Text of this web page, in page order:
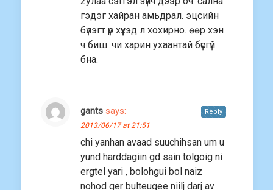
гэдэг хайран амьдрал. эцсийн
бүлэгт үр хүүхэд л хохирно. өөр хэн
ч биш. чи харин ухаантай бүсгүй
бна.
gants says:
2013/06/17 at 21:51
chi yanhan avaad suuchihsan um u
yund harddagiin gd sain tolgoig ni
ergtel yari , bolohgui bol naiz
nohod ger bulteugee niilj darj av .
Reply